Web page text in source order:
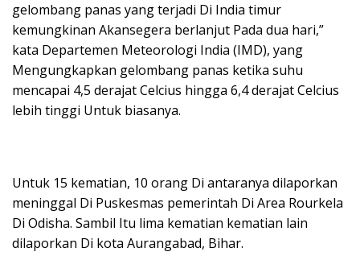
gelombang panas yang terjadi Di India timur
kemungkinan Akansegera berlanjut Pada dua hari,”
kata Departemen Meteorologi India (IMD), yang
Mengungkapkan gelombang panas ketika suhu
mencapai 4,5 derajat Celcius hingga 6,4 derajat Celcius
lebih tinggi Untuk biasanya.
Untuk 15 kematian, 10 orang Di antaranya dilaporkan
meninggal Di Puskesmas pemerintah Di Area Rourkela
Di Odisha. Sambil Itu lima kematian kematian lain
dilaporkan Di kota Aurangabad, Bihar.